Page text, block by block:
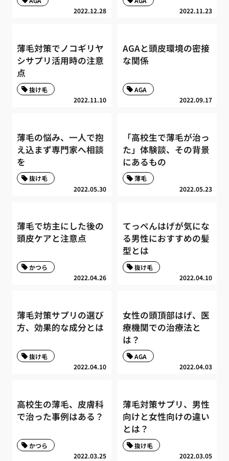
2022.12.28 2022.11.23
薄毛対策でノコギリヤ
シサプリ活用時の注意
点
2022.11.10
抜け毛
AGAと頭皮環境の密接
な関係
2022.09.17
AGA
薄毛の悩み、一人で抱
え込まず専門家へ相談
を
2022.05.30
抜け毛
「高校生で薄毛が治っ
た」体験談、その背景
にあるもの
2022.05.23
薄毛
薄毛で坊主にした後の
頭皮ケアと注意点
2022.04.26
かつら
てっぺんはげが気にな
る男性におすすめの髪
型とは
2022.04.10
抜け毛
薄毛対策サプリの選び
方、効果的な成分とは
2022.04.10
抜け毛
女性の頭頂部はげ、医
療機関での治療法と
は？
2022.04.03
AGA
高校生の薄毛、皮膚科
で治った事例はある？
2022.03.25
かつら
薄毛対策サプリ、男性
向けと女性向けの違い
とは？
2022.03.05
抜け毛